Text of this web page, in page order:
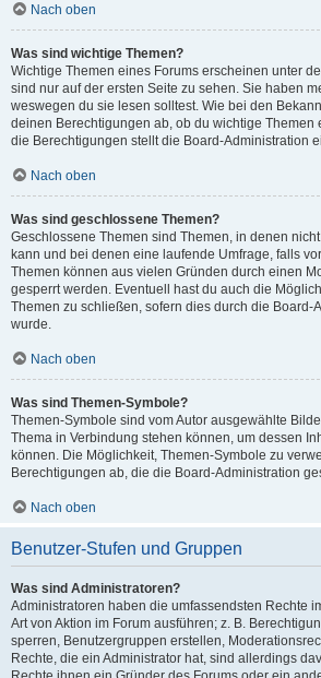
Nach oben
Was sind wichtige Themen?
Wichtige Themen eines Forums erscheinen unter
sind nur auf der ersten Seite zu sehen. Sie haben
weswegen du sie lesen solltest. Wie bei den
deinen Berechtigungen ab, ob du wichtige Themen
die Berechtigungen stellt die Board-Administration
Nach oben
Was sind geschlossene Themen?
Geschlossene Themen sind Themen, in denen
kann und bei denen eine laufende Umfrage, falls
Themen können aus vielen Gründen durch einen
gesperrt werden. Eventuell hast du auch die
Themen zu schließen, sofern dies durch die Board-
wurde.
Nach oben
Was sind Themen-Symbole?
Themen-Symbole sind vom Autor ausgewählte
Thema in Verbindung stehen können, um dessen
können. Die Möglichkeit, Themen-Symbole zu
Berechtigungen ab, die die Board-Administration
Nach oben
Benutzer-Stufen und Gruppen
Was sind Administratoren?
Administratoren haben die umfassendsten Rechte
Art von Aktion im Forum ausführen; z. B.
sperren, Benutzergruppen erstellen,
Rechte, die ein Administrator hat, sind allerdings